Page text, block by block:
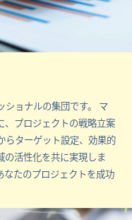
ショナルの集団です。 マ
、プロジェクトの戦略立案
らターゲット設定、効果的
の活性化を共に実現しま
なたのプロジェクトを成功